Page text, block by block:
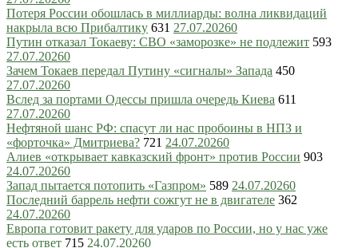
Потеря России обошлась в миллиарды: волна ликвидаций
накрыла всю Прибалтику 631 27.07.20260
Путин отказал Токаеву: СВО «заморозке» не подлежит 593
27.07.20260
Зачем Токаев передал Путину «сигналы» Запада 450
27.07.20260
Вслед за портами Одессы пришла очередь Киева 611
27.07.20260
Нефтяной шанс РФ: спасут ли нас пробоины в НПЗ и
«форточка» Дмитриева? 721 24.07.20260
Алиев «открывает кавказский фронт» против России 903
24.07.20260
Запад пытается потопить «Газпром» 589 24.07.20260
Последний баррель нефти сожгут не в двигателе 362
24.07.20260
Европа готовит ракету для ударов по России, но у нас уже
есть ответ 715 24.07.20260